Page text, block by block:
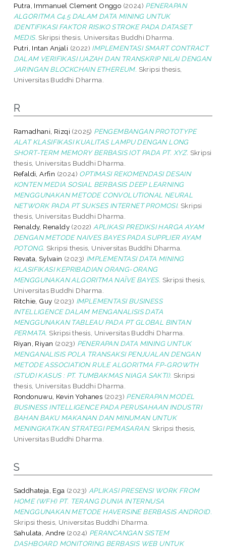
Putra, Immanuel Clement Onggo (2024) PENERAPAN
ALGORITMA C4.5 DALAM DATA MINING UNTUK
IDENTIFIKASI FAKTOR RISIKO STROKE PADA DATASET
MEDIS. Skripsi thesis, Universitas Buddhi Dharma.
Putri, Intan Anjali (2022) IMPLEMENTASI SMART CONTRACT
DALAM VERIFIKASI IJAZAH DAN TRANSKRIP NILAI DENGAN
JARINGAN BLOCKCHAIN ETHEREUM. Skripsi thesis,
Universitas Buddhi Dharma.
R
Ramadhani, Rizqi (2025) PENGEMBANGAN PROTOTYPE
ALAT KLASIFIKASI KUALITAS LAMPU DENGAN LONG
SHORT-TERM MEMORY BERBASIS IOT PADA PT. XYZ. Skripsi
thesis, Universitas Buddhi Dharma.
Refaldi, Arfin (2024) OPTIMASI REKOMENDASI DESAIN
KONTEN MEDIA SOSIAL BERBASIS DEEP LEARNING
MENGGUNAKAN METODE CONVOLUTIONAL NEURAL
NETWORK PADA PT SUKSES INTERNET PROMOSI. Skripsi
thesis, Universitas Buddhi Dharma.
Renaldy, Renaldy (2022) APLIKASI PREDIKSI HARGA AYAM
DENGAN METODE NAIVES BAYES PADA SUPPLIER AYAM
POTONG. Skripsi thesis, Universitas Buddhi Dharma.
Revata, Sylvain (2023) IMPLEMENTASI DATA MINING
KLASIFIKASI KEPRIBADIAN ORANG-ORANG
MENGGUNAKAN ALGORITMA NAÏVE BAYES. Skripsi thesis,
Universitas Buddhi Dharma.
Ritchie, Guy (2023) IMPLEMENTASI BUSINESS
INTELLIGENCE DALAM MENGANALISIS DATA
MENGGUNAKAN TABLEAU PADA PT GLOBAL BINTAN
PERMATA. Skripsi thesis, Universitas Buddhi Dharma.
Riyan, Riyan (2023) PENERAPAN DATA MINING UNTUK
MENGANALISIS POLA TRANSAKSI PENJUALAN DENGAN
METODE ASSOCIATION RULE ALGORITMA FP-GROWTH
(STUDI KASUS : PT. TUMBAKMAS NIAGA SAKTI). Skripsi
thesis, Universitas Buddhi Dharma.
Rondonuwu, Kevin Yohanes (2023) PENERAPAN MODEL
BUSINESS INTELLIGENCE PADA PERUSAHAAN INDUSTRI
BAHAN BAKU MAKANAN DAN MINUMAN UNTUK
MENINGKATKAN STRATEGI PEMASARAN. Skripsi thesis,
Universitas Buddhi Dharma.
S
Saddhateja, Ega (2023) APLIKASI PRESENSI WORK FROM
HOME (WFH) PT. TERANG DUNIA INTERNUSA
MENGGUNAKAN METODE HAVERSINE BERBASIS ANDROID.
Skripsi thesis, Universitas Buddhi Dharma.
Sahulata, Andre (2024) PERANCANGAN SISTEM
DASHBOARD MONITORING BERBASIS WEB UNTUK